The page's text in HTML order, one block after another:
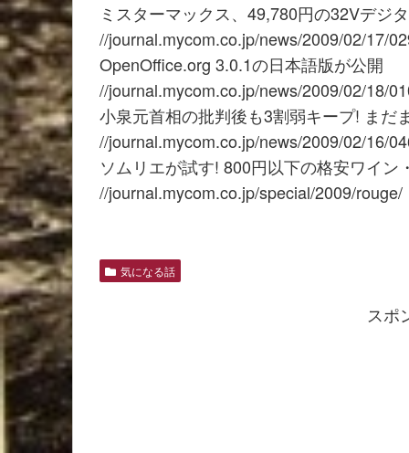
ミスターマックス、49,780円の32Vデジ
//journal.mycom.co.jp/news/2009/02/17/
OpenOffice.org 3.0.1の日本語版が公開
//journal.mycom.co.jp/news/2009/02/18/
小泉元首相の批判後も3割弱キープ! まだ
//journal.mycom.co.jp/news/2009/02/16/
ソムリエが試す! 800円以下の格安ワイン
//journal.mycom.co.jp/special/2009/rouge/
気になる話
スポ